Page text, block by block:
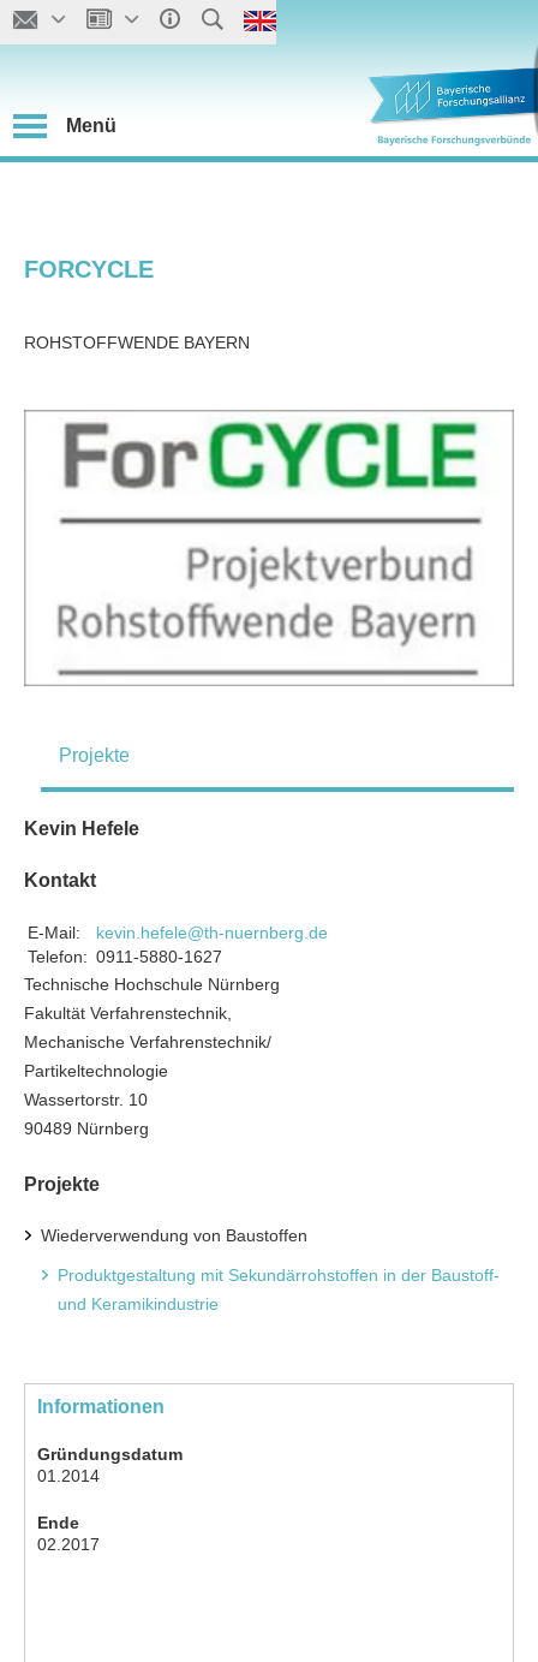
Menü
FORCYCLE
ROHSTOFFWENDE BAYERN
Projekte
Kevin Hefele
Kontakt
E-Mail:
kevin.hefele@th-nuernberg.de
Telefon: 0911-5880-1627
Technische Hochschule Nürnberg
Fakultät Verfahrenstechnik,
Mechanische Verfahrenstechnik/
Partikeltechnologie
Wassertorstr. 10
90489 Nürnberg
Projekte
Wiederverwendung von Baustoffen
Produktgestaltung mit Sekundärrohstoffen in der Baustoff-
und Keramikindustrie
Informationen
Gründungsdatum
01.2014
Ende
02.2017